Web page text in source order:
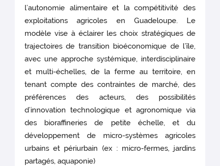
l’autonomie alimentaire et la compétitivité des
exploitations agricoles en Guadeloupe. Le
modèle vise à éclairer les choix stratégiques de
trajectoires de transition bioéconomique de l’île,
avec une approche systémique, interdisciplinaire
et multi-échelles, de la ferme au territoire, en
tenant compte des contraintes de marché, des
préférences des acteurs, des possibilités
d’innovation technologique et agronomique via
des bioraffineries de petite échelle, et du
développement de micro-systèmes agricoles
urbains et périurbain (ex : micro-fermes, jardins
partagés, aquaponie)